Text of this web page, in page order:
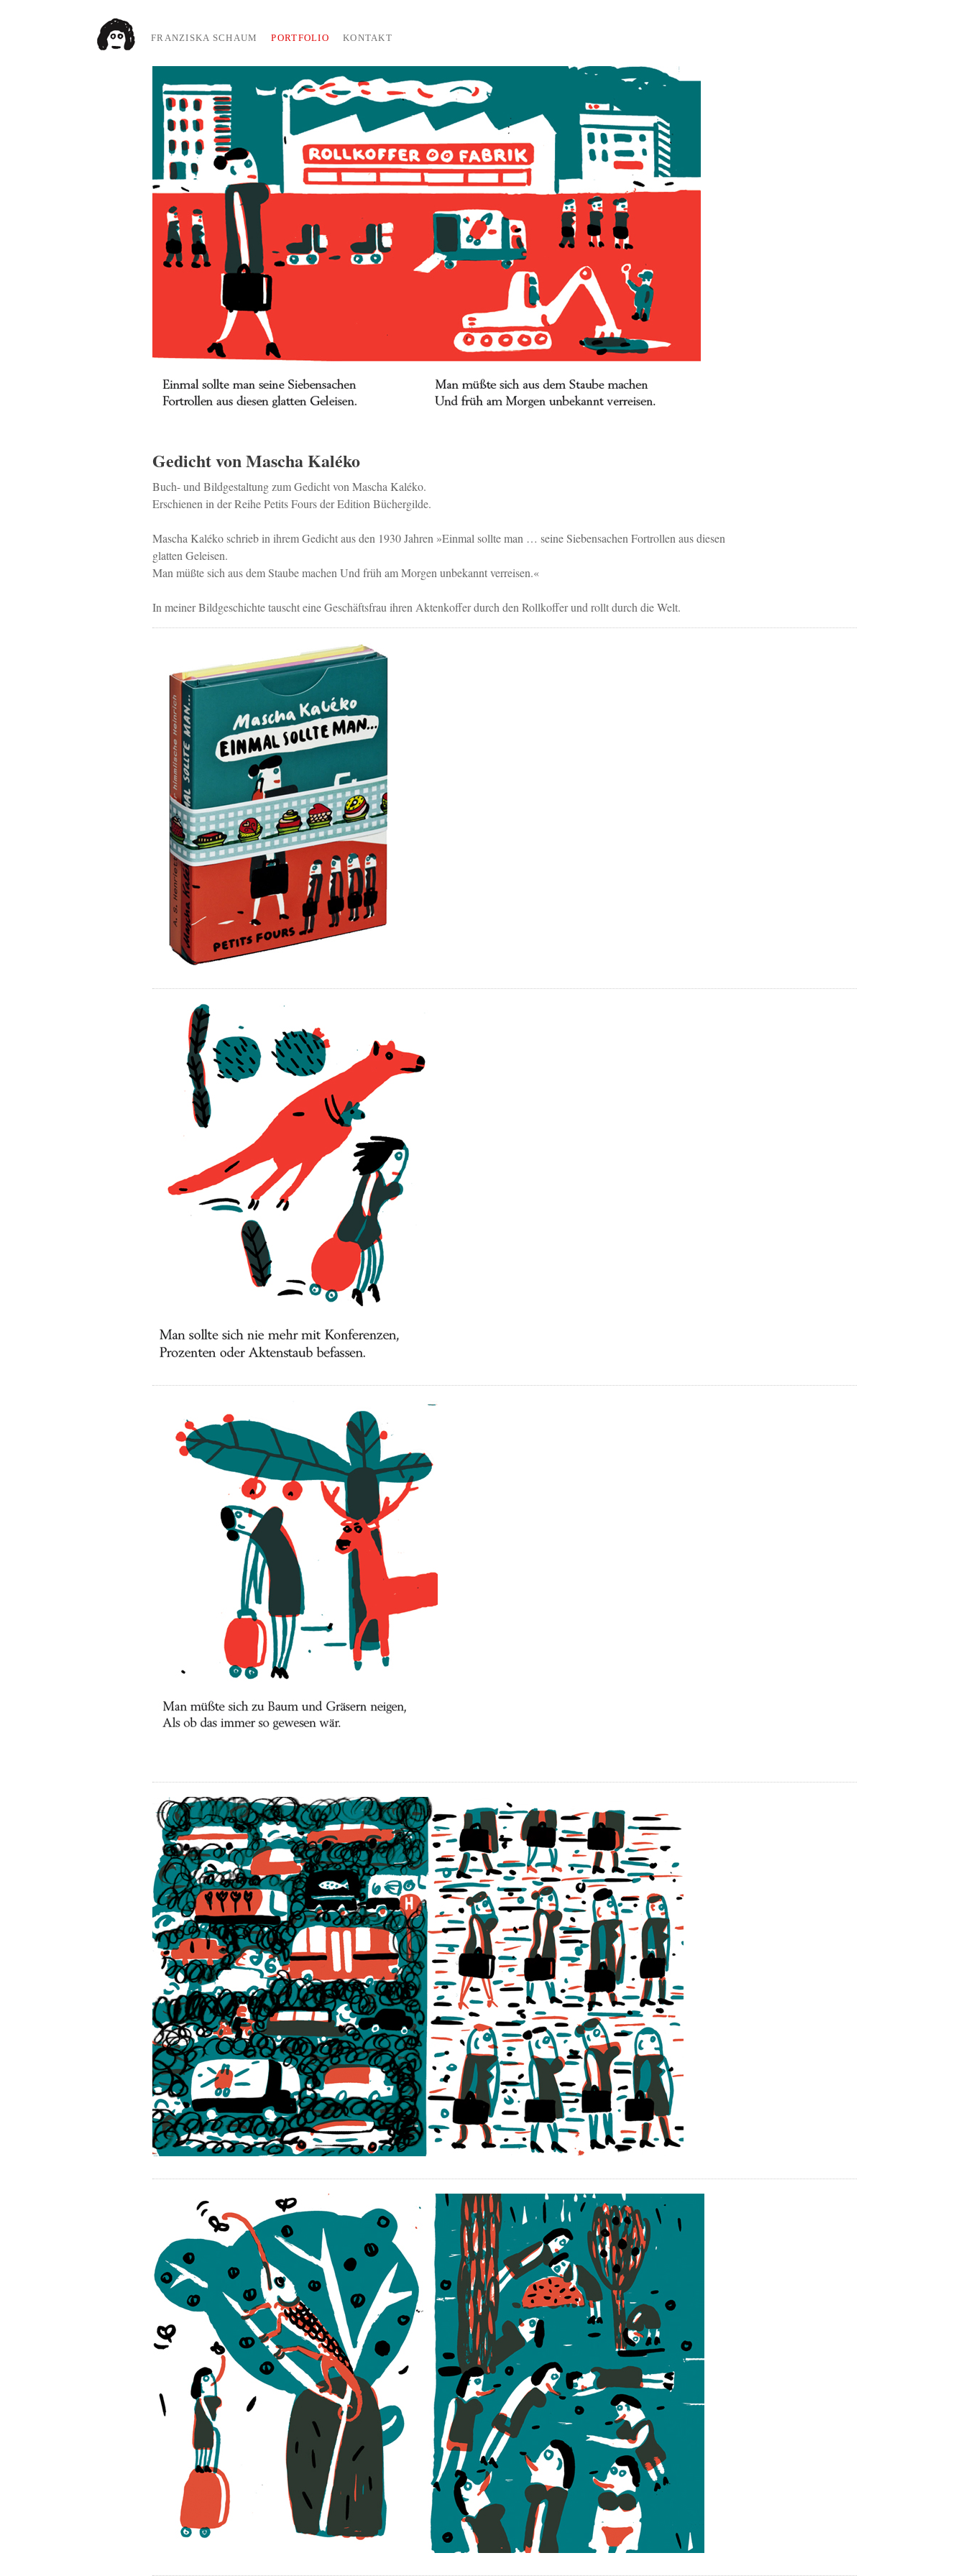
FRANZISKA SCHAUM PORTFOLIO KONTAKT
Gedicht von Mascha Kaléko
Buch- und Bildgestaltung zum Gedicht von Mascha Kaléko.
Erschienen in der Reihe Petits Fours der Edition Büchergilde.
Mascha Kaléko schrieb in ihrem Gedicht aus den 1930 Jahren »Einmal sollte man … seine Siebensachen Fortrollen aus diesen
glatten Geleisen.
Man müßte sich aus dem Staube machen Und früh am Morgen unbekannt verreisen.«
In meiner Bildgeschichte tauscht eine Geschäftsfrau ihren Aktenkoffer durch den Rollkoffer und rollt durch die Welt.